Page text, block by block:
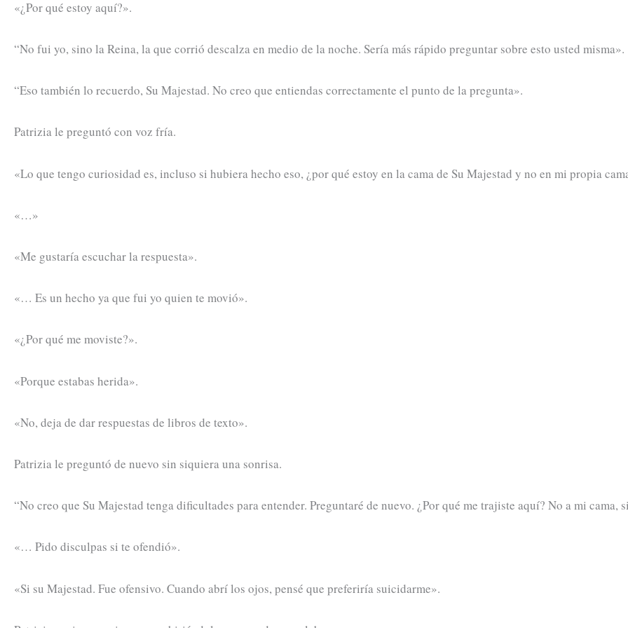
«¿Por qué estoy aquí?».
“No fui yo, sino la Reina, la que corrió descalza en medio de la noche. Sería más rápido preguntar sobre esto usted misma».
“Eso también lo recuerdo, Su Majestad. No creo que entiendas correctamente el punto de la pregunta».
Patrizia le preguntó con voz fría.
«Lo que tengo curiosidad es, incluso si hubiera hecho eso, ¿por qué estoy en la cama de Su Majestad y no en mi propia
«…»
«Me gustaría escuchar la respuesta».
«… Es un hecho ya que fui yo quien te movió».
«¿Por qué me moviste?».
«Porque estabas herida».
«No, deja de dar respuestas de libros de texto».
Patrizia le preguntó de nuevo sin siquiera una sonrisa.
“No creo que Su Majestad tenga dificultades para entender. Preguntaré de nuevo. ¿Por qué me trajiste aquí? No a mi cama,
«… Pido disculpas si te ofendió».
«Si su Majestad. Fue ofensivo. Cuando abrí los ojos, pensé que preferiría suicidarme».